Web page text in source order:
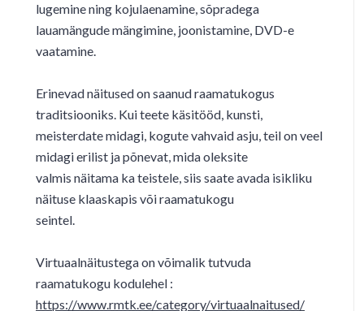
lugemine ning kojulaenamine, sõpradega
lauamängude mängimine, joonistamine, DVD-e
vaatamine.
Erinevad näitused on saanud raamatukogus
traditsiooniks. Kui teete käsitööd, kunsti,
meisterdate midagi, kogute vahvaid asju, teil on veel
midagi erilist ja põnevat, mida oleksite
valmis näitama ka teistele, siis saate avada isikliku
näituse klaaskapis või raamatukogu
seintel.
Virtuaalnäitustega on võimalik tutvuda
raamatukogu kodulehel :
https://www.rmtk.ee/category/virtuaalnaitused/